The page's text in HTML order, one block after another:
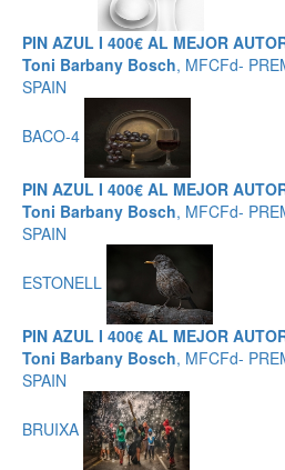
PIN AZUL I 400€ AL MEJOR
Toni Barbany Bosch, MFCFd-
SPAIN
BACO-4
PIN AZUL I 400€ AL MEJOR
Toni Barbany Bosch, MFCFd-
SPAIN
ESTONELL
PIN AZUL I 400€ AL MEJOR
Toni Barbany Bosch, MFCFd-
SPAIN
BRUIXA